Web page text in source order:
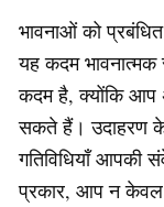
भावनाओं को
यह कदम
कदम है, क्योंकि आप
सकते हैं। उदाहरण के
गतिविधियाँ आपकी
प्रकार, आप न केवल